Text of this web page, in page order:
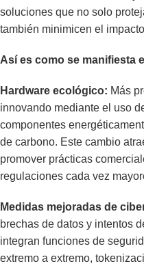
soluciones que no solo
también minimicen el
Así es como se manifiesta
Hardware ecológico: Más
innovando mediante el uso
componentes
de carbono. Este cambio
promover prácticas
regulaciones cada vez
Medidas mejoradas de
brechas de datos y intentos
integran funciones de
extremo a extremo,